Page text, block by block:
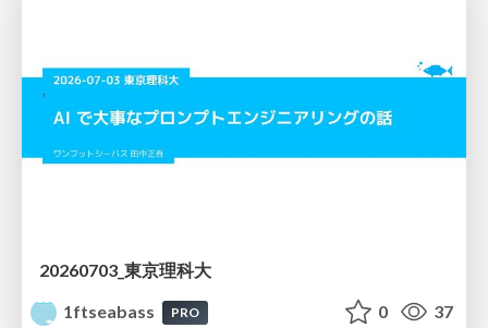
20260703_東京理科大
1ftseabass
PRO 0 37